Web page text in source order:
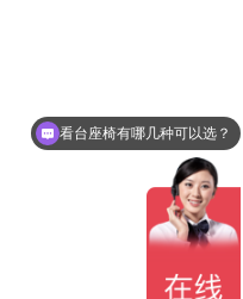
做一套看台座椅要多少钱？